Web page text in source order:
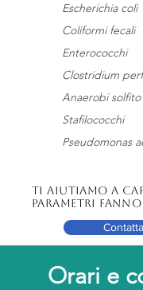
Escherichia coli
Coliformi fecali
Enterococchi
Clostridium
Anaerobi
Stafilococchi
Pseudomonas
Ti aiutiamo a
parametri
Orari e